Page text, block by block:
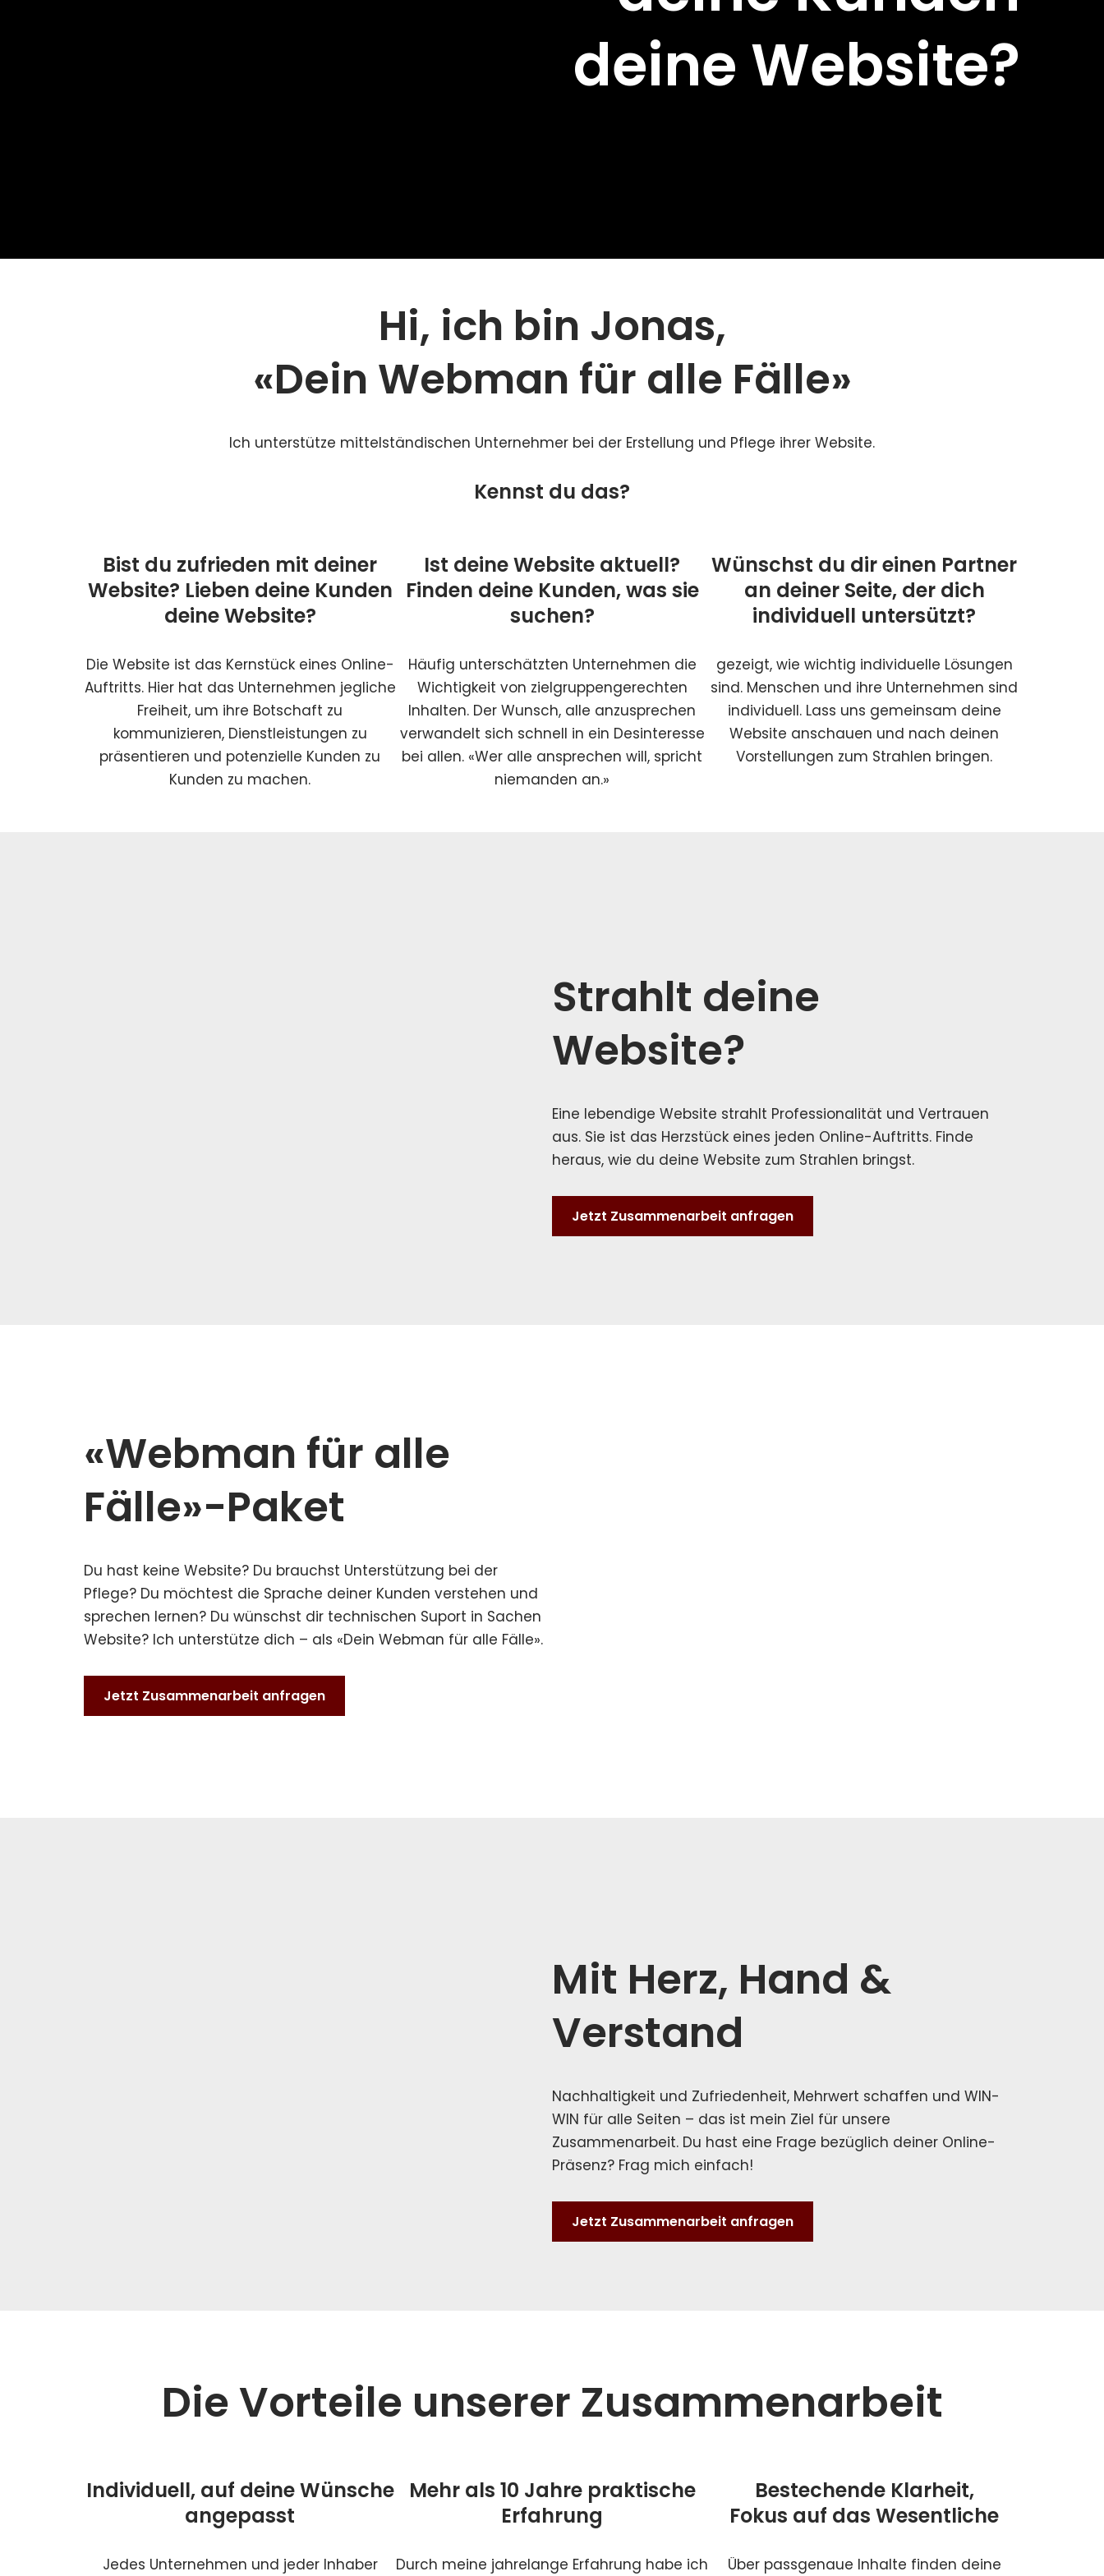
deine Website?
Hi, ich bin Jonas,
«Dein Webman für alle Fälle»
Ich unterstütze mittelständischen Unternehmer bei der Erstellung und Pflege ihrer Website.
Kennst du das?
Bist du zufrieden mit deiner
Website? Lieben deine Kunden
deine Website?
Die Website ist das Kernstück eines Online-
Auftritts. Hier hat das Unternehmen jegliche
Freiheit, um ihre Botschaft zu
kommunizieren, Dienstleistungen zu
präsentieren und potenzielle Kunden zu
Kunden zu machen.
Ist deine Website aktuell?
Finden deine Kunden, was sie
suchen?
Häufig unterschätzten Unternehmen die
Wichtigkeit von zielgruppengerechten
Inhalten. Der Wunsch, alle anzusprechen
verwandelt sich schnell in ein Desinteresse
bei allen. «Wer alle ansprechen will, spricht
niemanden an.»
Wünschst du dir einen Partner
an deiner Seite, der dich
individuell untersützt?
gezeigt, wie wichtig individuelle Lösungen
sind. Menschen und ihre Unternehmen sind
individuell. Lass uns gemeinsam deine
Website anschauen und nach deinen
Vorstellungen zum Strahlen bringen.
Strahlt deine
Website?
Eine lebendige Website strahlt Professionalität und Vertrauen
aus. Sie ist das Herzstück eines jeden Online-Auftritts. Finde
heraus, wie du deine Website zum Strahlen bringst.
Jetzt Zusammenarbeit anfragen
«Webman für alle
Fälle»-Paket
Du hast keine Website? Du brauchst Unterstützung bei der
Pflege? Du möchtest die Sprache deiner Kunden verstehen und
sprechen lernen? Du wünschst dir technischen Suport in Sachen
Website? Ich unterstütze dich – als «Dein Webman für alle Fälle».
Jetzt Zusammenarbeit anfragen
Mit Herz, Hand &
Verstand
Nachhaltigkeit und Zufriedenheit, Mehrwert schaffen und WIN-
WIN für alle Seiten – das ist mein Ziel für unsere
Zusammenarbeit. Du hast eine Frage bezüglich deiner Online-
Präsenz? Frag mich einfach!
Jetzt Zusammenarbeit anfragen
Die Vorteile unserer Zusammenarbeit
Individuell, auf deine Wünsche
angepasst
Jedes Unternehmen und jeder Inhaber
Mehr als 10 Jahre praktische
Erfahrung
Durch meine jahrelange Erfahrung habe ich
Bestechende Klarheit,
Fokus auf das Wesentliche
Über passgenaue Inhalte finden deine